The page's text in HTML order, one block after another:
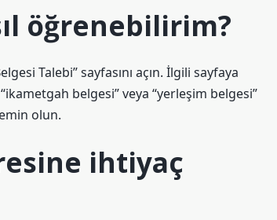
öğrenebilirim?
Talebi” sayfasını açın. İlgili sayfaya
belgesi” veya “yerleşim belgesi”
olun.
ihtiyaç